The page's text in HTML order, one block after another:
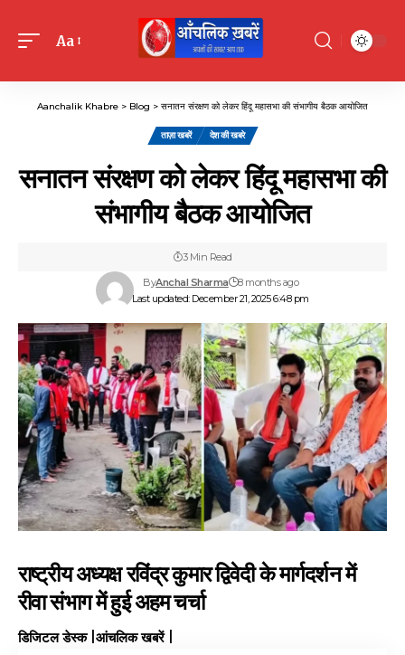
Font
Aa
Aanchalik Khabre > Blog > सनातन संरक्षण को लेकर हिंदू महासभा की संभागीय बैठक आयोजित
ताज़ा खबरें देश की खबरे
सनातन संरक्षण को लेकर हिंदू महासभा की
संभागीय बैठक आयोजित
Last updated: December 21, 2025 6:48 pm
ByAnchal Sharma 8 months ago
3 Min Read
राष्ट्रीय अध्यक्ष रविंद्र कुमार द्विवेदी के मार्गदर्शन में
रीवा संभाग में हुई अहम चर्चा
डिजिटल डेस्क |आंचलिक खबरें |